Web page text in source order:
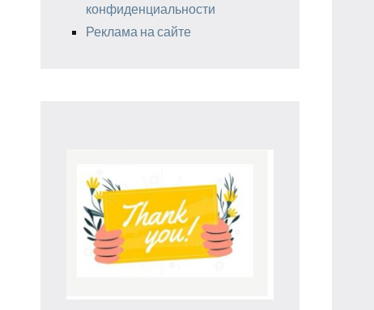
конфиденциальности
Реклама на сайте